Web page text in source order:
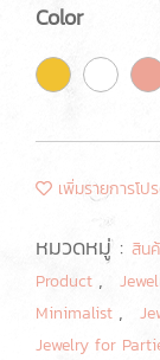
Color
เพิ่มรายการโป
หมวดหมู่ : สิน
Product ,
Minimalist ,
Jewelry for